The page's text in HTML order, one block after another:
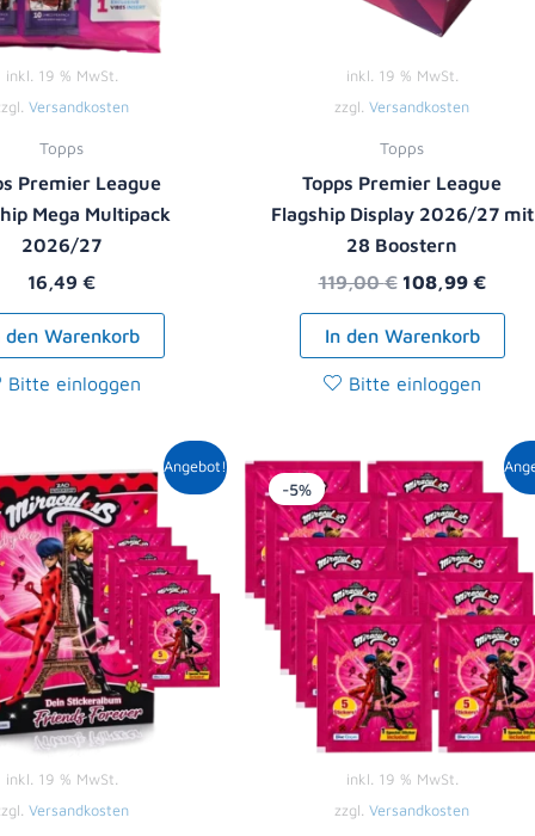
inkl. 19 % MwSt.
Versandkosten
Topps
Premier League
Mega Multipack
2026/27
16,49 €
den Warenkorb
Bitte einloggen
inkl. 19 % MwSt.
zzgl. Versandkosten
Topps
Topps Premier League
Flagship Display 2026/27 mit
28 Boostern
119,00€ 108,99 €
In den Warenkorb
Bitte einloggen
Angebot!
inkl. 19 % MwSt.
Versandkosten
Ursprünglicher
Preis
war:
8,90 €
Aktueller
Preis
ist:
8,49 €.
-5%
inkl. 19 % MwSt.
zzgl. Versandkosten
Preis
war:
10,00 €
Preis
ist:
9,49 €.